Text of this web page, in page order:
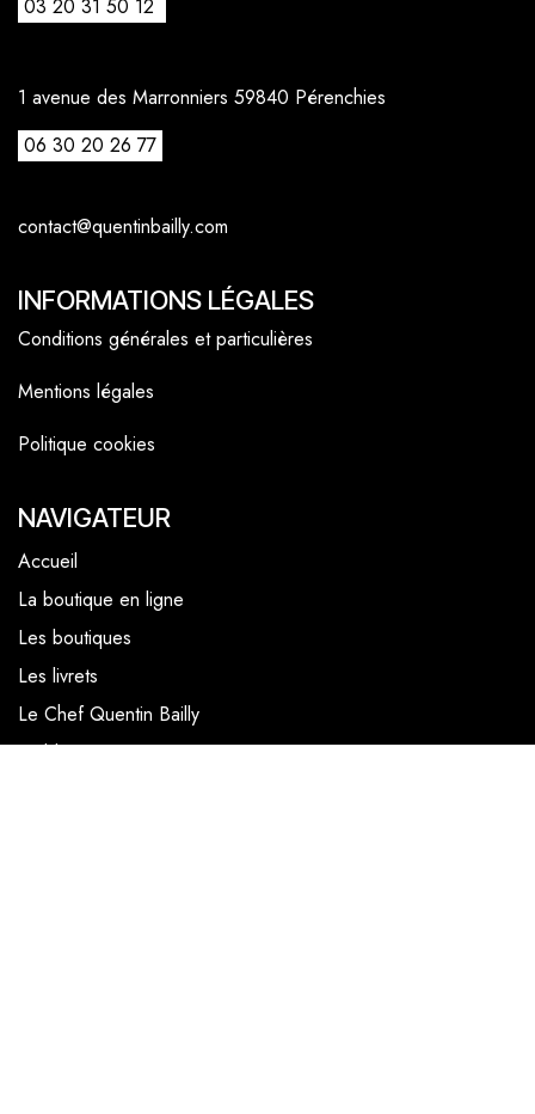
03 20 31 50 12
1 avenue des Marronniers 59840 Pérenchies
06 30 20 26 77
contact@quentinbailly.com
INFORMATIONS LÉGALES
Conditions générales et particulières
Mentions légales
Politique cookies
NAVIGATEUR
Accueil
La boutique en ligne
Les boutiques
Les livrets
Le Chef Quentin Bailly
Le blog